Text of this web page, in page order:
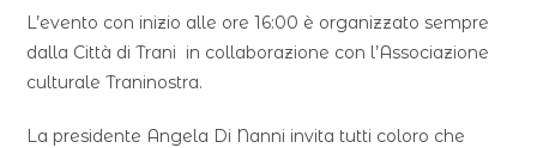
L’evento con inizio alle ore 16:00 è organizzato sempre
dalla Città di Trani in collaborazione con l’Associazione
culturale Traninostra.
La presidente Angela Di Nanni invita tutti coloro che